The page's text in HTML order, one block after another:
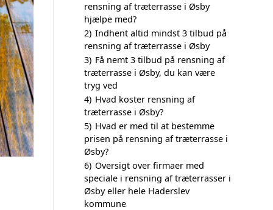
rensning af træterrasse i Øsby
hjælpe med?
2) Indhent altid mindst 3 tilbud på
rensning af træterrasse i Øsby
3) Få nemt 3 tilbud på rensning af
træterrasse i Øsby, du kan være
tryg ved
4) Hvad koster rensning af
træterrasse i Øsby?
5) Hvad er med til at bestemme
prisen på rensning af træterrasse i
Øsby?
6) Oversigt over firmaer med
speciale i rensning af træterrasser i
Øsby eller hele Haderslev
kommune